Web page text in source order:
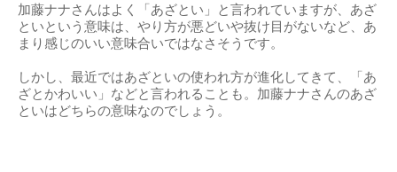
加藤ナナさんはよく「あざとい」と言われていますが、あざ
といという意味は、やり方が悪どいや抜け目がないなど、あ
まり感じのいい意味合いではなさそうです。
しかし、最近ではあざといの使われ方が進化してきて、「あ
ざとかわいい」などと言われることも。加藤ナナさんのあざ
といはどちらの意味なのでしょう。